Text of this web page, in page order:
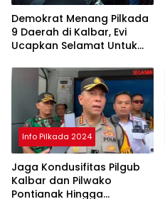
Demokrat Menang Pilkada
9 Daerah di Kalbar, Evi
Ucapkan Selamat Untuk
Info Pilkada 2024
Jaga Kondusifitas Pilgub
Kalbar dan Pilwako
Pontianak Hingga